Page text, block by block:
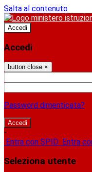
Salta al contenuto
Accedi
Accedi
button close ×
Password dimenticata?
-
Entra con SPID Entra
Seleziona utente